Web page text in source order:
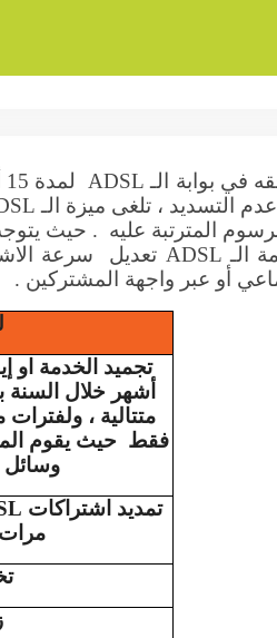
في بوابة الـADSL لمدة 15
التسديد ، تلغى ميزة الـ
المترتبة عليه . حيث
الـ ADSL تعديل سرعة
أو عبر واجهة المشتركين .
تجميد الخدمة او
أشهر خلال
متتالية ، ولفترات
فقط حيث يقوم
وسائل
تمديد اشتراكات